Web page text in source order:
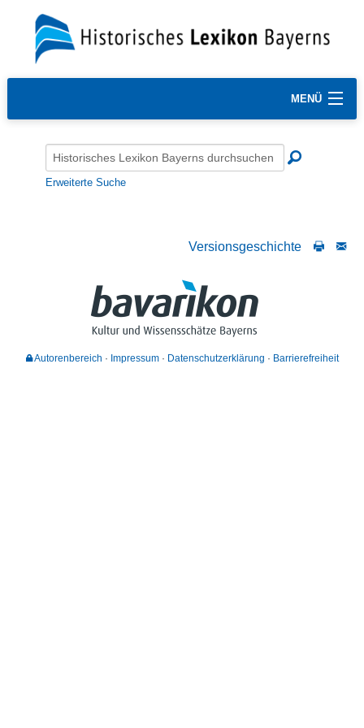
MENÜ
Erweiterte Suche
Versionsgeschichte
Autorenbereich Impressum Datenschutzerklärung Barrierefreiheit